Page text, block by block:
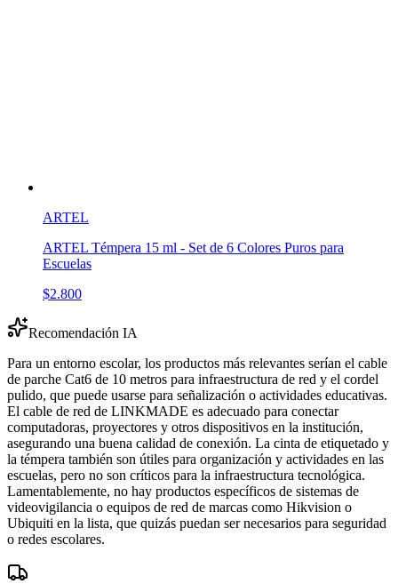
ARTEL
ARTEL Témpera 15 ml - Set de 6 Colores Puros para
Escuelas
$2.800
Recomendación IA
Para un entorno escolar, los productos más relevantes serían el cable
de parche Cat6 de 10 metros para infraestructura de red y el cordel
pulido, que puede usarse para señalización o actividades educativas.
El cable de red de LINKMADE es adecuado para conectar
computadoras, proyectores y otros dispositivos en la institución,
asegurando una buena calidad de conexión. La cinta de etiquetado y
la témpera también son útiles para organización y actividades en las
escuelas, pero no son críticos para la infraestructura tecnológica.
Lamentablemente, no hay productos específicos de sistemas de
videovigilancia o equipos de red de marcas como Hikvision o
Ubiquiti en la lista, que quizás puedan ser necesarios para seguridad
o redes escolares.